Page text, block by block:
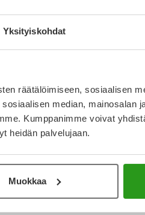
Yksityiskohdat
räätälöimiseen, sosiaalisen
median, mainosalan
Kumppanimme voivat
heidän palvelujaan.
Muokkaa